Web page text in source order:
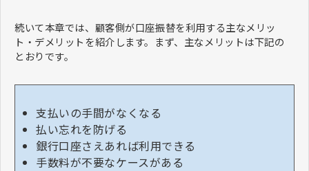
続いて本章では、顧客側が口座振替を利用する主なメリッ
ト・デメリットを紹介します。まず、主なメリットは下記の
とおりです。
支払いの手間がなくなる
払い忘れを防げる
銀行口座さえあれば利用できる
手数料が不要なケースがある